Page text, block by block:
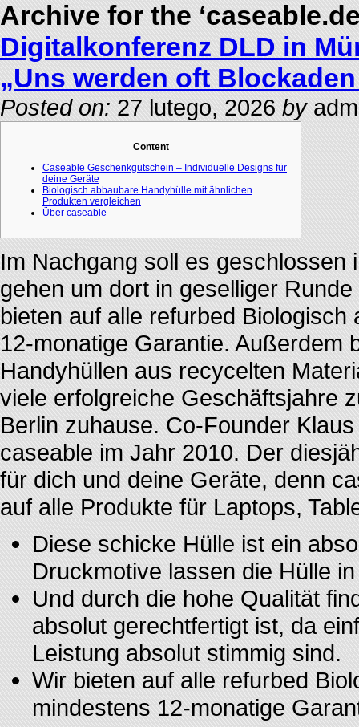
Archive for the
Digitalkonferenz DLD in
„Uns werden oft
Posted on: 27 lutego, 2026 by
Content
Caseable Geschenkgutschein – Individuelle Designs für
deine Geräte
Biologisch abbaubare Handyhülle mit ähnlichen
Produkten vergleichen
Über caseable
Im Nachgang soll es
gehen um dort in geselliger
bieten auf alle refurbed
12‑monatige Garantie.
Handyhüllen aus recycelten
viele erfolgreiche Geschäftsjahre
Berlin zuhause. Co-Founder
caseable im Jahr 2010. Der
für dich und deine Geräte, denn
auf alle Produkte für Laptops,
Diese schicke Hülle ist ein
Druckmotive lassen die Hülle
Und durch die hohe Qualität
absolut gerechtfertigt ist, da
Leistung absolut stimmig sind.
Wir bieten auf alle refurbed
mindestens 12‑monatige